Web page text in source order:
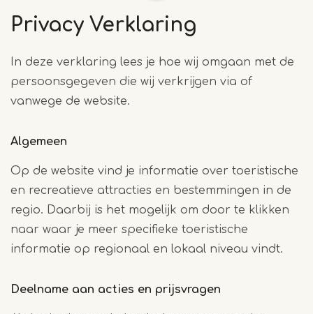
Privacy Verklaring
In deze verklaring lees je hoe wij omgaan met de
persoonsgegeven die wij verkrijgen via of
vanwege de website.
Algemeen
Op de website vind je informatie over toeristische
en recreatieve attracties en bestemmingen in de
regio. Daarbij is het mogelijk om door te klikken
naar waar je meer specifieke toeristische
informatie op regionaal en lokaal niveau vindt.
Deelname aan acties en prijsvragen